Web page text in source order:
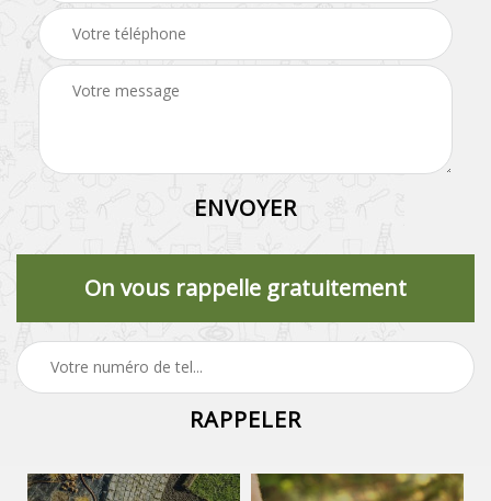
On vous rappelle gratuitement